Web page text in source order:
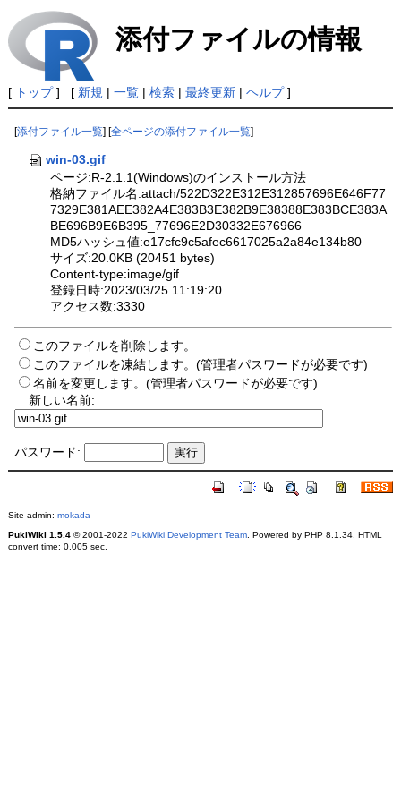
添付ファイルの情報
[ トップ] [ 新規 | 一覧| 検索| 最終更新| ヘルプ]
[添付ファイル一覧 ] [全ページの添付ファイル一覧
win-03.gif
ページ:R-2.1.1(Windows)のインストール方法
格納ファイル名:attach/522D322E312E312857696E646F77
7329E381AEE382A4E383B3E382B9E38388E383BCE383A
BE696B9E6B395_77696E2D30332E676966
MD5ハッシュ値:e17cfc9c5afec6617025a2a84e134b80
サイズ:20.0KB (20451 bytes)
Content-type:image/gif
登録日時:2023/03/25 11:19:20
アクセス数:3330
このファイルを削除します。
このファイルを凍結します。(管理者パスワードが必要です)
名前を変更します。(管理者パスワードが必要です)
新しい名前:
パスワード:
Site admin: mokada
PukiWiki 1.5.4© 2001-2022 PukiWiki Development Team. Powered by PHP 8.1.34. HTML
convert time: 0.005 sec.